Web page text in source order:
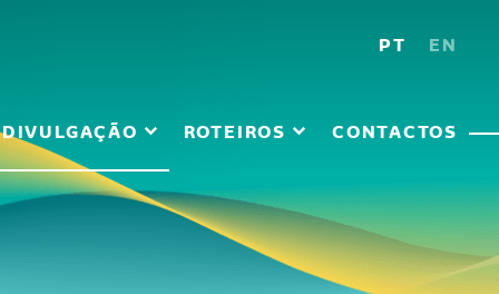
PT EN
DIVULGAÇÃO ROTEIROS CONTACTOS